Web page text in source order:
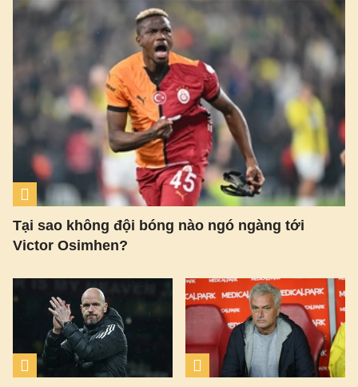
Tại sao không đội bóng nào ngó ngàng tới
Victor Osimhen?